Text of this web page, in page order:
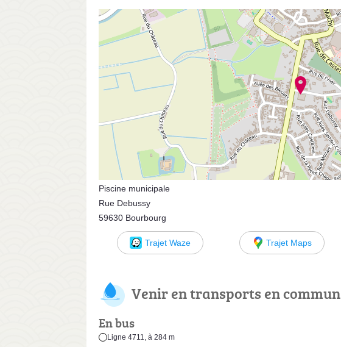
Piscine municipale
Rue Debussy
59630 Bourbourg
Trajet Waze Trajet Maps
Venir en transports en commun
En bus
Ligne 4711, à 284 m